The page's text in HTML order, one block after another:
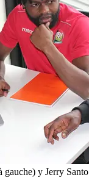
gauche) y Jerry Santo